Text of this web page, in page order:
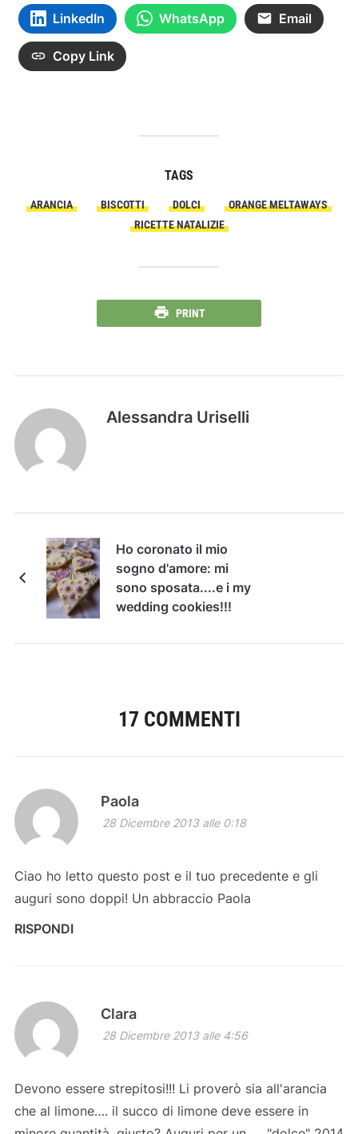
LinkedIn WhatsApp Email
Copy Link
TAGS
ARANCIA BISCOTTI DOLCI
ORANGE MELTAWAYS
RICETTE NATALIZIE
PRINT
Alessandra Uriselli
Ho coronato il mio
sogno d'amore: mi
sono sposata....e i my
wedding cookies!!!
17 COMMENTI
Paola
28 Dicembre 2013 alle 0:18
Ciao ho letto questo post e il tuo precedente e gli
auguri sono doppi! Un abbraccio Paola
RISPONDI
Clara
28 Dicembre 2013 alle 4:56
Devono essere strepitosi!!! Li proverò sia all'arancia
che al limone…. il succo di limone deve essere in